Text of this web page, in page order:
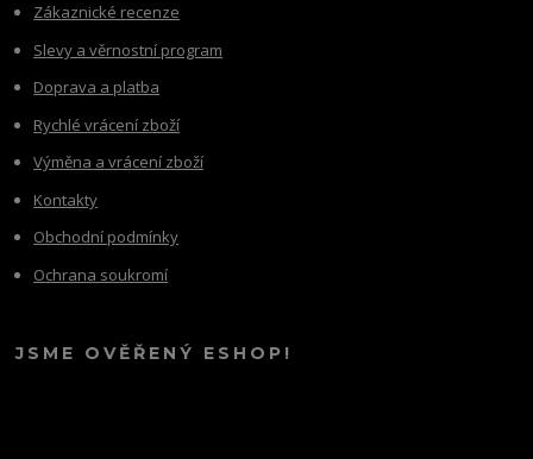
Zákaznické recenze
Slevy a věrnostní program
Doprava a platba
Rychlé vrácení zboží
Výměna a vrácení zboží
Kontakty
Obchodní podmínky
Ochrana soukromí
JSME OVĚŘENÝ ESHOP!